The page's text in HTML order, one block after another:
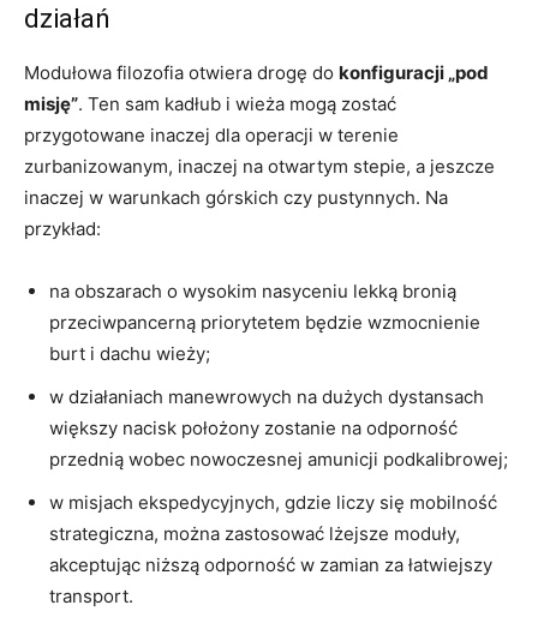
działań
Modułowa filozofia otwiera drogę do konfiguracji „pod
misję”. Ten sam kadłub i wieża mogą zostać
przygotowane inaczej dla operacji w terenie
zurbanizowanym, inaczej na otwartym stepie, a jeszcze
inaczej w warunkach górskich czy pustynnych. Na
przykład:
na obszarach o wysokim nasyceniu lekką bronią
przeciwpancerną priorytetem będzie wzmocnienie
burt i dachu wieży;
w działaniach manewrowych na dużych dystansach
większy nacisk położony zostanie na odporność
przednią wobec nowoczesnej amunicji podkalibrowej;
w misjach ekspedycyjnych, gdzie liczy się mobilność
strategiczna, można zastosować lżejsze moduły,
akceptując niższą odporność w zamian za łatwiejszy
transport.